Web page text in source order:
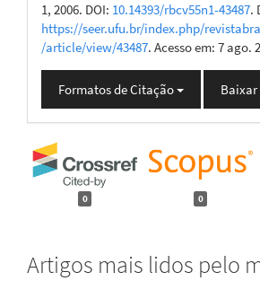
1, 2006. DOI: 10.14393/rbcv55n1-43487.
https://seer.ufu.br/index.php/
/article/view/43487. Acesso em: 7 ago.
Formatos de Citação
0 0
Artigos mais lidos pelo